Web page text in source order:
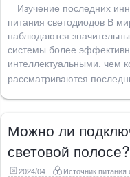
Изучение последних
питания светодиодов В
наблюдаются
системы более
интеллектуальными, чем
рассматриваются
Можно ли
световой полосе?
2024/04 Источник